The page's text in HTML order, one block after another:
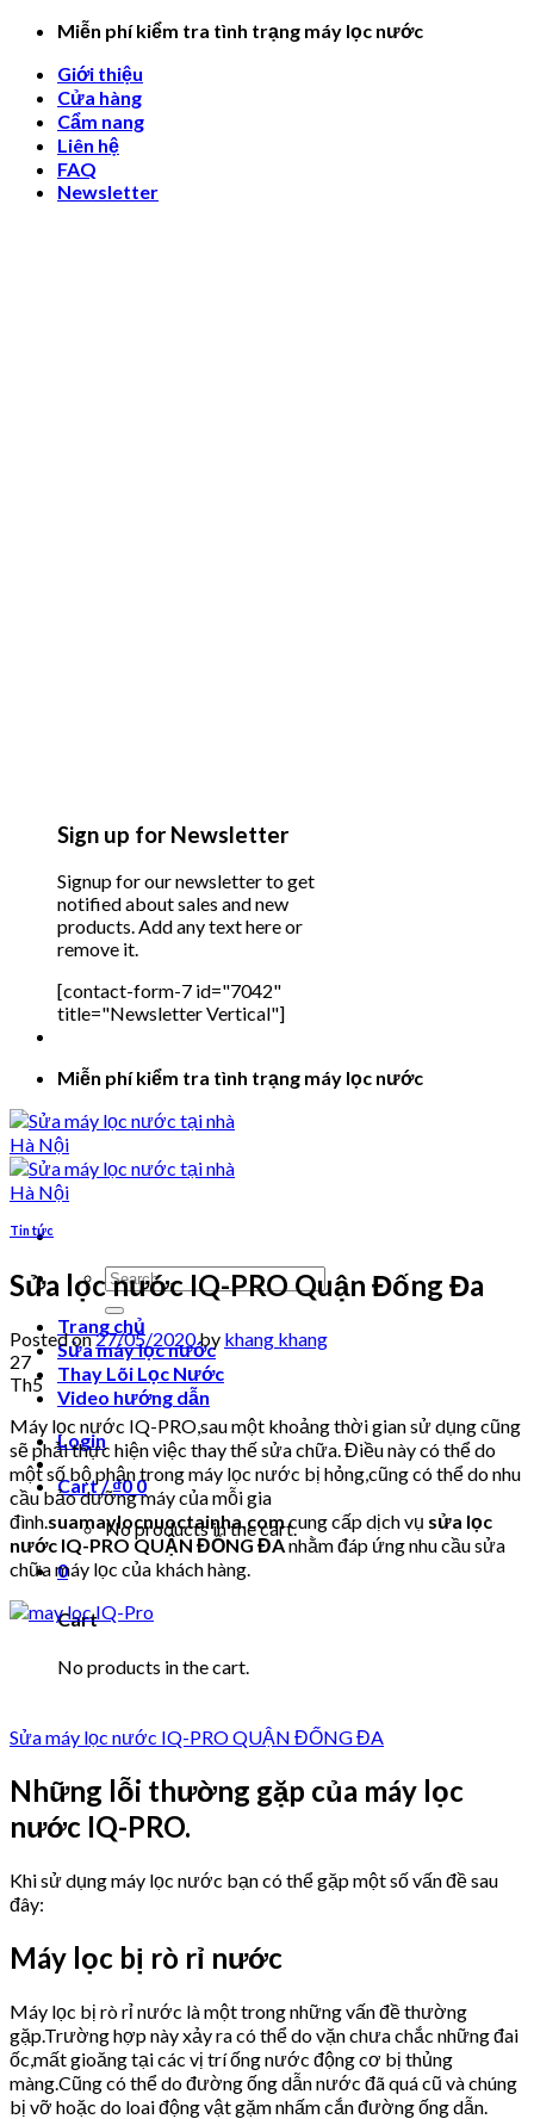
Skip
content
Miễn phí kiểm tra tình trạng máy lọc nước
Giới thiệu
Cửa hàng
Cẩm nang
Liên hệ
FAQ
Newsletter
Sign up for Newsletter
Signup for our newsletter to get
notified about sales and new
products. Add any text here or
remove it.
[contact-form-7 id="7042"
title="Newsletter Vertical"]
Miễn phí kiểm tra tình trạng máy lọc nước
Search
for:
Trang chủ
Sửa máy lọc nước
Thay Lõi Lọc Nước
Video hướng dẫn
Login
Cart /₫0 0
No products in the cart.
0
Cart
No products in the cart.
Tin tức
Sửa lọc nước IQ-PRO Quận Đống Đa
Posted on27/05/2020by khang khang
27
Th5
Máy lọc nước IQ-PRO,sau một khoảng thời gian sử dụng cũng
sẽ phải thực hiện việc thay thế sửa chữa. Điều này có thể do
một số bộ phận trong máy lọc nước bị hỏng,cũng có thể do nhu
cầu bảo dưỡng máy của mỗi gia
đình.suamaylocnuoctainha.comcung cấp dịch vụ sửa lọc
nước IQ-PRO QUẬN ĐỐNG ĐAnhằm đáp ứng nhu cầu sửa
chữa máy lọc của khách hàng.
Sửa máy lọc nước IQ-PRO QUẬN ĐỐNG ĐA
Những lỗi thường gặp của máy lọc
nước IQ-PRO.
Khi sử dụng máy lọc nước bạn có thể gặp một số vấn đề sau
đây:
Máy lọc bị rò rỉ nước
Máy lọc bị rò rỉ nước là một trong những vấn đề thường
gặp.Trường hợp này xảy ra có thể do vặn chưa chắc những đai
ốc,mất gioăng tại các vị trí ống nước động cơ bị thủng
màng.Cũng có thể do đường ống dẫn nước đã quá cũ và chúng
bị vỡ hoặc do loai động vật gặm nhấm cắn đường ống dẫn.